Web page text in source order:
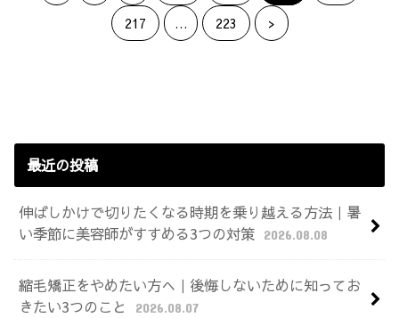
217 … 223 >
最近の投稿
伸ばしかけで切りたくなる時期を乗り越える方法｜暑
い季節に美容師がすすめる3つの対策
2026.08.08
縮毛矯正をやめたい方へ｜後悔しないために知ってお
きたい3つのこと
2026.08.07